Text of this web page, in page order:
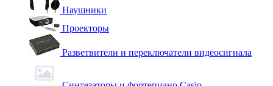
Наушники
Проекторы
Разветвители и переключатели видеосигнала